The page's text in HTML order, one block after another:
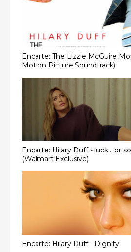
Encarte: The Lizzie McGuire
Motion Picture Soundtrack)
Encarte: Hilary Duff - luck... or
(Walmart Exclusive)
Encarte: Hilary Duff - Dignity